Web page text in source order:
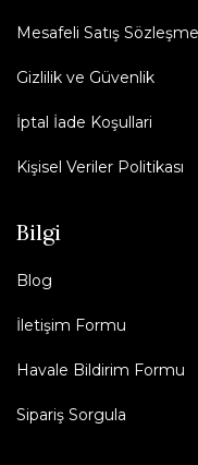
Mesafeli Satış
Gizlilik ve Güvenlik
İptal İade Koşullari
Kişisel Veriler Politikası
Bilgi
Blog
İletişim Formu
Havale Bildirim Formu
Sipariş Sorgula